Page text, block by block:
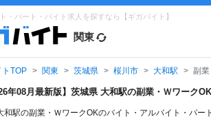
・パート・バイト求人を探すなら【ギガバイト】
関東
トTOP 関東 茨城県 桜川市 大和駅 副
年08月最新版】茨城県 大和駅の副業・Ｗワーク
和駅の副業・ＷワークOKのバイト・アルバイト・パー